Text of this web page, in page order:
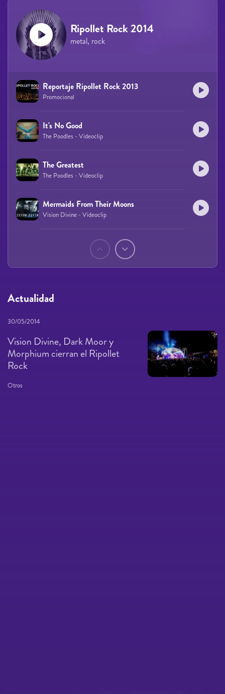
Ripollet Rock 2014
metal, rock
Reportaje Ripollet Rock 2013
Promocional
It's No Good
The Poodles - Videoclip
The Greatest
The Poodles - Videoclip
Mermaids From Their Moons
Vision Divine - Videoclip
Actualidad
30/05/2014
Vision Divine, Dark Moor y
Morphium cierran el Ripollet
Rock
Otros